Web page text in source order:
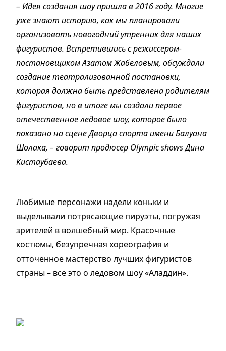
– Идея создания шоу пришла в 2016 году. Многие
уже знают историю, как мы планировали
организовать новогодний утренник для наших
фигуристов. Встретившись с режиссером-
постановщиком Азатом Жабеловым, обсуждали
создание театрализованной постановки,
которая должна быть представлена родителям
фигуристов, но в итоге мы создали первое
отечественное ледовое шоу, которое было
показано на сцене Дворца спорта имени Балуана
Шолака, – говорит продюсер Olympic shows Дина
Кистаубаева.
Любимые персонажи надели коньки и
выделывали потрясающие пируэты, погружая
зрителей в волшебный мир. Красочные
костюмы, безупречная хореография и
отточенное мастерство лучших фигуристов
страны – все это о ледовом шоу «Аладдин».